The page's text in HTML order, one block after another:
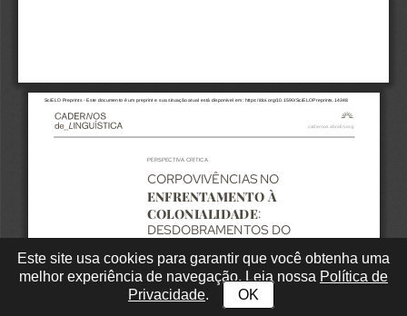
Este site usa cookies para garantir que você obtenha uma
melhor experiência de navegação. Leia nossa Política de
Privacidade. OK